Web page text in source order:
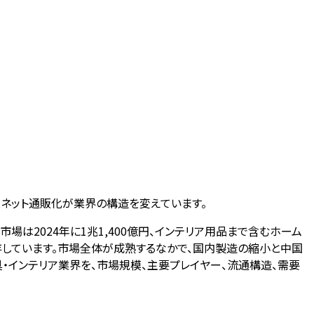
ト通販化が業界の構造を変えています。
市場は2024年に1兆1,400億円、インテリア用品まで含むホーム
ています。市場全体が成熟するなかで、国内製造の縮小と中国
ンテリア業界を、市場規模、主要プレイヤー、流通構造、需要